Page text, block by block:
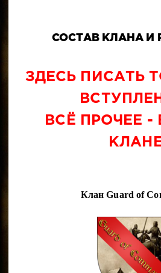
СОСТАВ КЛАНА И
ЗДЕСЬ ПИСАТЬ
ВСЁ ПРОЧЕЕ -
Клан Guard of